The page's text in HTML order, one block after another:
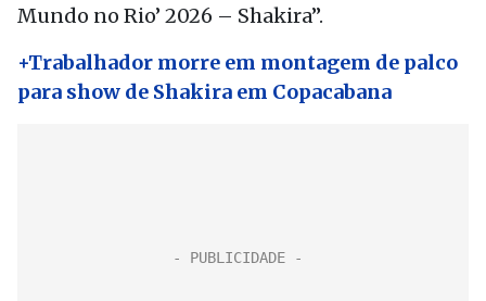
Mundo no Rio’ 2026 – Shakira”.
+Trabalhador morre em montagem de palco
para show de Shakira em Copacabana